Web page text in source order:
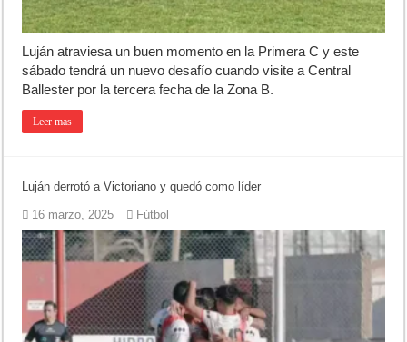
Luján atraviesa un buen momento en la Primera C y este
sábado tendrá un nuevo desafío cuando visite a Central
Ballester por la tercera fecha de la Zona B.
Leer mas
Luján derrotó a Victoriano y quedó como líder
16 marzo, 2025 Fútbol